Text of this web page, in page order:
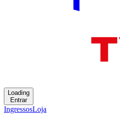
Loading
Entrar
IngressosLoja